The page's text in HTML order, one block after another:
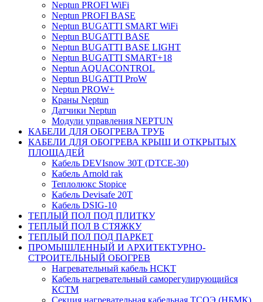
Neptun PROFI WiFi
Neptun PROFI BASE
Neptun BUGATTI SMART WiFi
Neptun BUGATTI BASE
Neptun BUGATTI BASE LIGHT
Neptun BUGATTI SMART+18
Neptun AQUACONTROL
Neptun BUGATTI ProW
Neptun PROW+
Краны Neptun
Датчики Neptun
Модули управления NEPTUN
КАБЕЛИ ДЛЯ ОБОГРЕВА ТРУБ
КАБЕЛИ ДЛЯ ОБОГРЕВА КРЫШ И ОТКРЫТЫХ
ПЛОЩАДЕЙ
Кабель DEVIsnow 30Т (DTCE-30)
Кабель Arnold rak
Теплолюкс Stopice
Кабель Devisafe 20T
Кабель DSIG-10
ТЕПЛЫЙ ПОЛ ПОД ПЛИТКУ
ТЕПЛЫЙ ПОЛ В СТЯЖКУ
ТЕПЛЫЙ ПОЛ ПОД ПАРКЕТ
ПРОМЫШЛЕННЫЙ И АРХИТЕКТУРНО-
СТРОИТЕЛЬНЫЙ ОБОГРЕВ
Нагревательный кабель НCKТ
Кабель нагревательный саморегулирующийся
КСТМ
Секция нагревательная кабельная ТСОЭ (НБМК)